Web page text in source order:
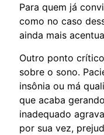
Para quem já
como no caso
ainda mais
Outro ponto
sobre o sono.
insônia ou má
que acaba
inadequado
por sua vez,